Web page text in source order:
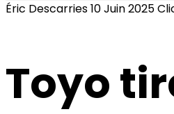
Éric Descarries10 Juin 2025
Toyo